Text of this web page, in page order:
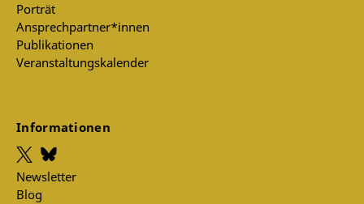
Porträt
Ansprechpartner*innen
Publikationen
Veranstaltungskalender
Informationen
Newsletter
Blog